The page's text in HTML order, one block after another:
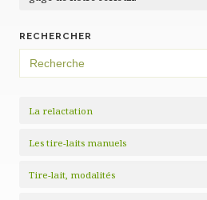
RECHERCHER
Search
for:
La relactation
Les tire-laits manuels
Tire-lait, modalités